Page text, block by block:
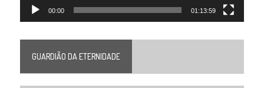
00:00 01:13:59
GUARDIÃO DA ETERNIDADE